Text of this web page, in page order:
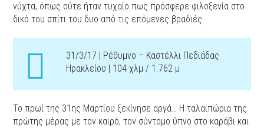
νύχτα, όπως ούτε ήταν τυχαίο πως πρόσφερε φιλοξενία στο
δικό του σπίτι του δυο από τις επόμενες βραδιές.
31/3/17 | Ρέθυμνο – Καστέλλι Πεδιάδας
Ηρακλείου | 104 χλμ / 1.762 μ
Το πρωί της 31ης Μαρτίου ξεκίνησε αργά… Η ταλαιπώρια της
πρώτης μέρας με τον καιρό, τον σύντομο ύπνο στο καράβι και